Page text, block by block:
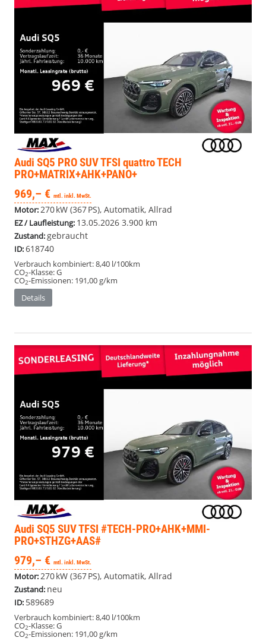
Audi SQ5 PRO SUV TFSI quattro TECH
PRO+MATRIX+AHK+PANO+
969,– € mtl. inkl. MwSt.
Motor:270 kW (367 PS), Automatik, Allrad
EZ / Laufleistung: 13.05.2026 3.900 km
Zustand:gebraucht
ID:618740
Verbrauch kombiniert:8,40 l/100km
CO2-Klasse:G
CO2-Emissionen: 191,00 g/km
Details
Audi SQ5 SUV TFSI #TECH-PRO+AHK+MMI-
PRO+STHZG+AAS#
979,– € mtl. inkl. MwSt.
Motor: 270 kW (367 PS), Automatik, Allrad
Zustand: neu
ID: 589689
Verbrauch kombiniert:8,40 l/100km
CO2-Klasse:G
CO2-Emissionen: 191,00 g/km